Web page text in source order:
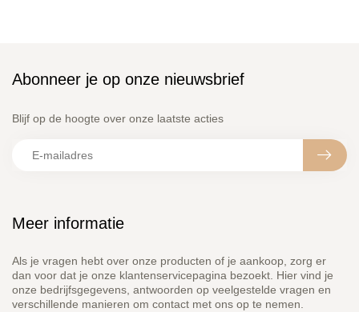
Meer informatie
Als je vragen hebt over onze producten of je aankoop, zorg er
dan voor dat je onze klantenservicepagina bezoekt. Hier vind je
onze bedrijfsgegevens, antwoorden op veelgestelde vragen en
verschillende manieren om contact met ons op te nemen.
Abonneer je op onze nieuwsbrief
Blijf op de hoogte over onze laatste acties